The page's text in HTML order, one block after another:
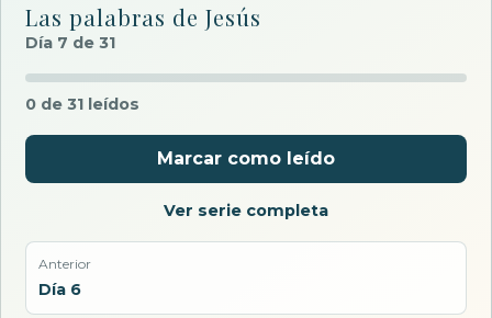
Las palabras de Jesús
Día 7 de 31
0 de 31 leídos
Marcar como leído
Ver serie completa
Anterior
Día 6